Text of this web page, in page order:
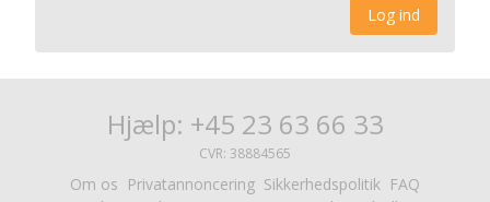
Log ind
Hjælp: +45 23 63 66 33
CVR: 38884565
Om os Privatannoncering Sikkerhedspolitik FAQ